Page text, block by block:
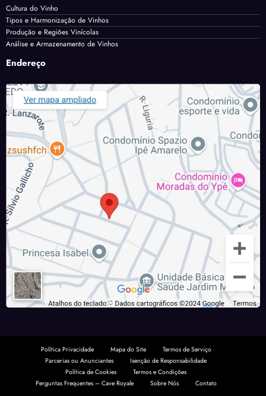
Cultura do Vinho
Tipos e Harmonização de Vinhos
Produção e Regiões Vinícolas
Análise e Armazenamento de Vinhos
Endereço
Política Privacidade Mapa do Site
Termos de Serviço
Parcerias ou Anunciantes
Isenção de Responsabilidade
Política de Cookies
Termos e Condições
Perguntas Frequentes – Cave Royale
Sobre Nós
Contato